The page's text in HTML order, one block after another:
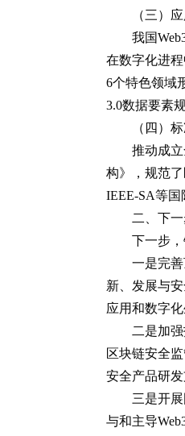
（三）
我国
在数字化进
6个特色领域
3.0数据要素
（四）
推动成
构》，规范
IEEE-SA等
二、下
下一步
一是完
新、发展与
应用和数字化
二是加
区块链安全
安全产品研
三是开
与和主导